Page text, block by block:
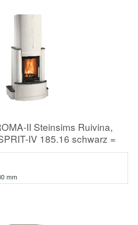
II Steinsims Ruivina,
IV 185.16 schwarz =
mm